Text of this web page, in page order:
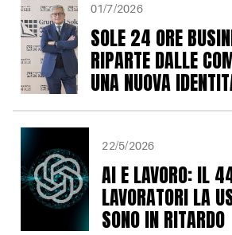
01/7/2026
SOLE 24 ORE
RIPARTE DALLE
UNA NUOVA
22/5/2026
AI E LAVORO: IL
LAVORATORI LA
SONO IN RITARDO